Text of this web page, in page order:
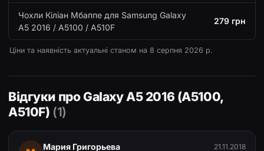
Чохли Кіліан Мбаппе для Samsung Galaxy
A5 2016 / A5100 / A510F
279 грн
Ціни та наявність актуальні станом на 8 серпня 2026 р.
Відгуки про Galaxy A5 2016 (A5100,
A510F) (1)
Мария Григорьева 21.11.2018